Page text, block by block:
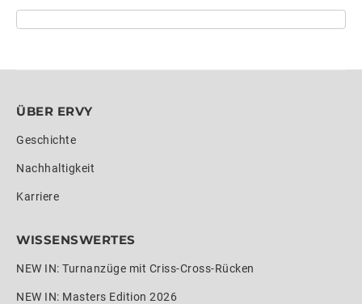
ÜBER ERVY
Geschichte
Nachhaltigkeit
Karriere
WISSENSWERTES
NEW IN: Turnanzüge mit Criss-Cross-Rücken
NEW IN: Masters Edition 2026